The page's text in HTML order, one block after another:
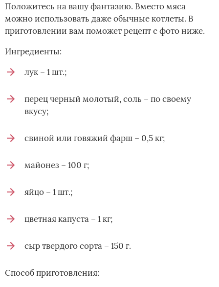
Положитесь на вашу фантазию. Вместо мяса
можно использовать даже обычные котлеты. В
приготовлении вам поможет рецепт с фото ниже.
Ингредиенты:
лук – 1 шт.;
перец черный молотый, соль – по своему
вкусу;
свиной или говяжий фарш – 0,5 кг;
майонез – 100 г;
яйцо – 1 шт.;
цветная капуста – 1 кг;
сыр твердого сорта – 150 г.
Способ приготовления: